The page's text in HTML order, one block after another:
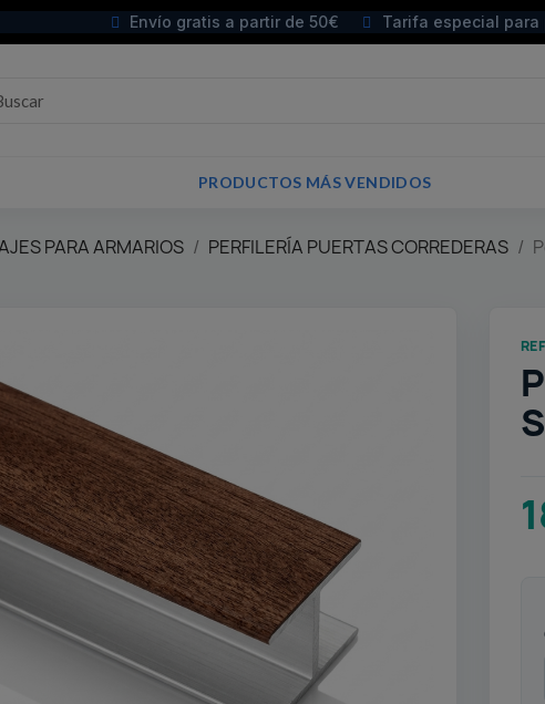
Envío gratis a partir de 50€ Tarifa especial
PRODUCTOS MÁS VENDIDOS
PARA ARMARIOS PERFILERÍA PUERTAS CORREDERAS